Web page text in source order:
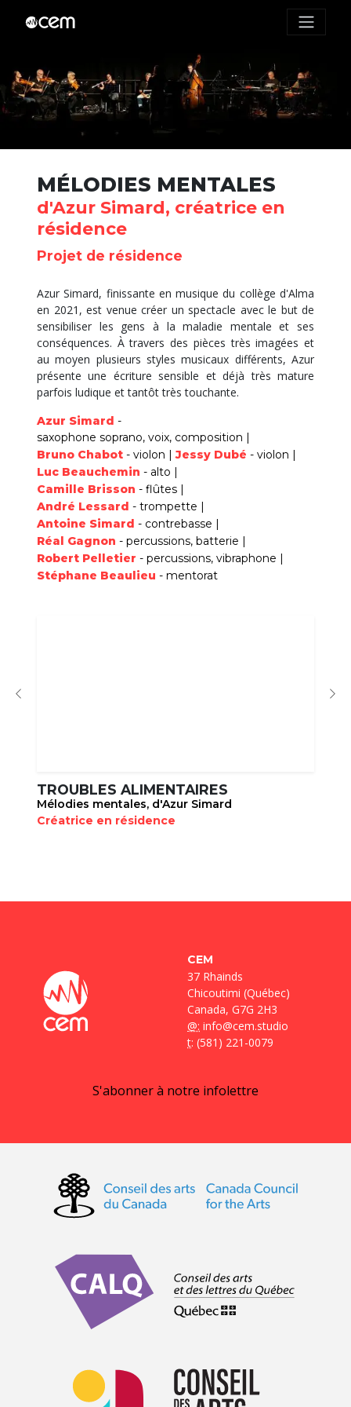
MÉLODIES MENTALES
d'Azur Simard, créatrice en
résidence
Projet de résidence
Azur Simard, finissante en musique du collège d'Alma
en 2021, est venue créer un spectacle avec le but de
sensibiliser les gens à la maladie mentale et ses
conséquences. À travers des pièces très imagées et
au moyen plusieurs styles musicaux différents, Azur
présente une écriture sensible et déjà très mature
parfois ludique et tantôt très touchante.
Azur Simard
saxophone soprano voix composition
Bruno Chabot
violon Jessy Dubé
violon
Luc Beauchemin
alto
Camille Brisson
flûtes
André Lessard
trompette
Antoine Simard
contrebasse
Réal Gagnon
percussions batterie
Robert Pelletier
percussions vibraphone
Stéphane Beaulieu
mentorat
TROUBLES ALIMENTAIRES
Mélodies mentales, d'Azur Simard
Créatrice en résidence
CEM
37 Rhainds
Chicoutimi (Québec)
Canada, G7G 2H3
@: info@cem.studio
t: (581) 221-0079
S'abonner à notre infolettre